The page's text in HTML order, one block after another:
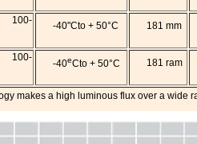
100-
-40"Cto + 50°C 181 mm
100-
-40eCto + 50°C 181 ram
makes a high luminous flux over a wide